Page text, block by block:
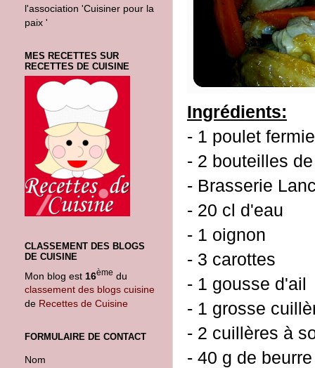
Ingrédients:
- 1 poulet
- 2 bouteilles
- Brasserie
- 20 cl d'eau
- 1 oignon
- 3 carottes
- 1 gousse d'ail
- 1 grosse
- 2 cuillères à
- 40 g de beurre
l'association 'Cuisiner pour la
paix '
MES RECETTES SUR
RECETTES DE CUISINE
CLASSEMENT DES BLOGS
DE CUISINE
Mon blog est 16ème du
classement des blogs cuisine
de Recettes de Cuisine
FORMULAIRE DE CONTACT
Nom